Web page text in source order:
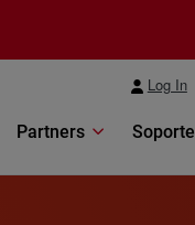
Log In
Partners Soporte